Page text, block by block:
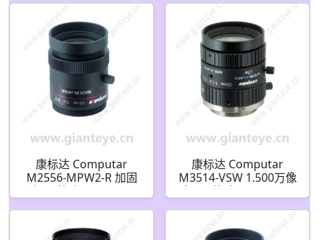
头 适用于宽带使用(C接
口)
康标达 Computar
M2556-MPW2-R 加固
型 2/3英寸 25mm 500
康标达 Computar
M3514-VSW 1.500万像
素 2/3英寸 35mm F1.4
波段(C接口)